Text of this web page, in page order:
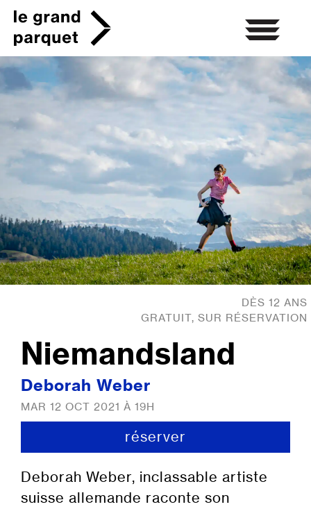
Skip
to
content
Niemandsland
Deborah Weber
MAR 12 OCT 2021 À 19H
réserver
Deborah Weber, inclassable artiste
suisse allemande raconte son
DÈS 12 ANS
GRATUIT, SUR RÉSERVATION